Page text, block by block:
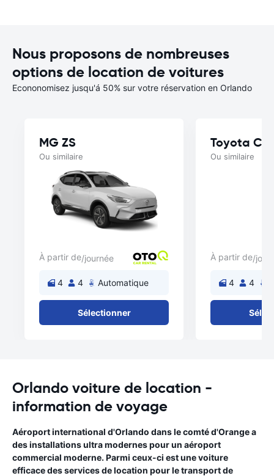
Nous proposons de nombreuses
options de location de voitures
Econonomisez jusqu'á 50% sur votre réservation en Orlando
MG ZS
Ou similaire
À partir de/journée
4 4 Automatique
Sélectionner
Toyota
Ou similaire
À partir de/
4 4
Orlando voiture de location -
information de voyage
Aéroport international d'Orlando dans le comté d'Orange a
des installations ultra modernes pour un aéroport
commercial moderne. Parmi ceux-ci est une voiture
efficace des services de location pour le transport de